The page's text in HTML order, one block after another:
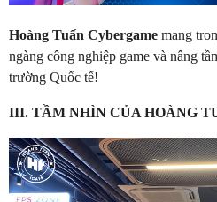
Hoàng Tuấn Cybergame mang
ngàng công nghiệp game và nâng
trường Quốc tế!
III. TẦM NHÌN CỦA HOÀNG